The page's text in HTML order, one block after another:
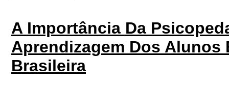
A Importância Da
Aprendizagem Dos
Brasileira